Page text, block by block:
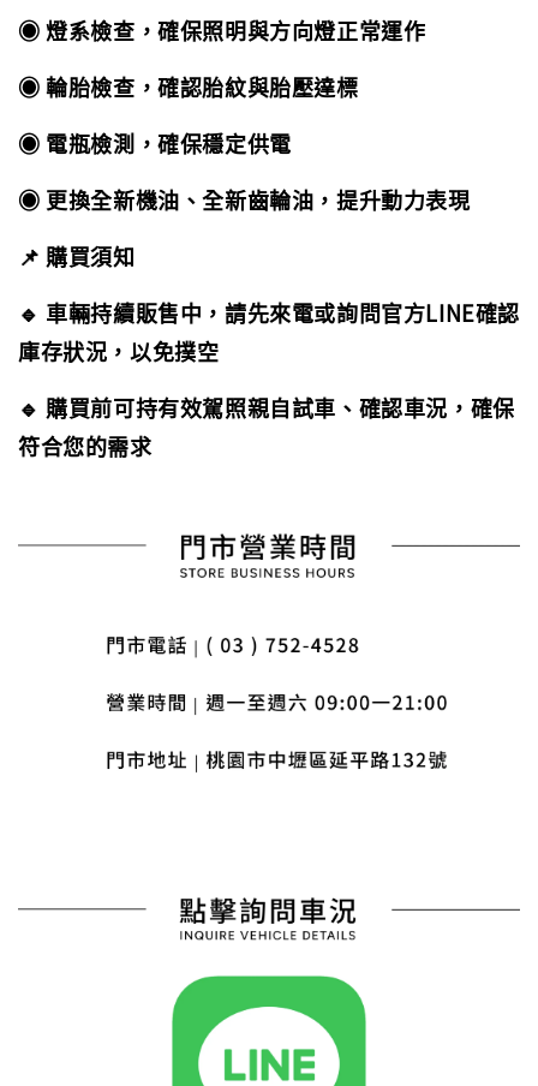
◉ 燈系檢查，確保照明與方向燈正常運作
◉ 輪胎檢查，確認胎紋與胎壓達標
◉ 電瓶檢測，確保穩定供電
◉ 更換全新機油、全新齒輪油，提升動力表現
📌 購買須知
🔹 車輛持續販售中，請先來電或詢問官方LINE確認
庫存狀況，以免撲空
🔹 購買前可持有效駕照親自試車、確認車況，確保
符合您的需求